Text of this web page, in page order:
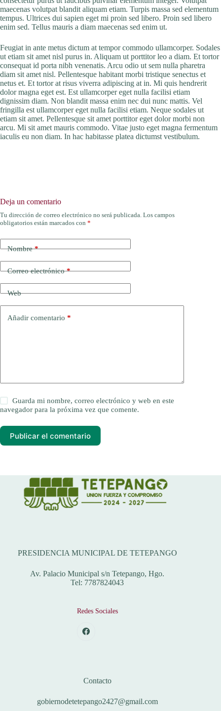
maecenas volutpat blandit aliquam etiam. Turpis massa sed elementum
tempus. Ultrices dui sapien eget mi proin sed libero. Proin sed libero
enim sed. Tellus mauris a diam maecenas sed enim ut.
Feugiat in ante metus dictum at tempor commodo ullamcorper. Sodales
ut etiam sit amet nisl purus in. Aliquam ut porttitor leo a diam. Et tortor
consequat id porta nibh venenatis. Arcu odio ut sem nulla pharetra
diam sit amet nisl. Pellentesque habitant morbi tristique senectus et
netus et. Et tortor at risus viverra adipiscing at in. Mi quis hendrerit
dolor magna eget est. Est ullamcorper eget nulla facilisi etiam
dignissim diam. Non blandit massa enim nec dui nunc mattis. Vel
fringilla est ullamcorper eget nulla facilisi etiam. Neque sodales ut
etiam sit amet. Pellentesque sit amet porttitor eget dolor morbi non
arcu. Mi sit amet mauris commodo. Vitae justo eget magna fermentum
iaculis eu non diam. In hac habitasse platea dictumst vestibulum.
Deja un comentario
Tu dirección de correo electrónico no será publicada. Los campos
obligatorios están marcados con *
Nombre*
Correo electrónico*
Web
Añadir comentario *
Guarda mi nombre, correo electrónico y web en este
navegador para la próxima vez que comente.
Publicar el comentario
PRESIDENCIA MUNICIPAL DE TETEPANGO
Av. Palacio Municipal s/n Tetepango, Hgo.
Tel: 7787824043
Redes Sociales
Contacto
gobiernodetetepango2427@gmail.com